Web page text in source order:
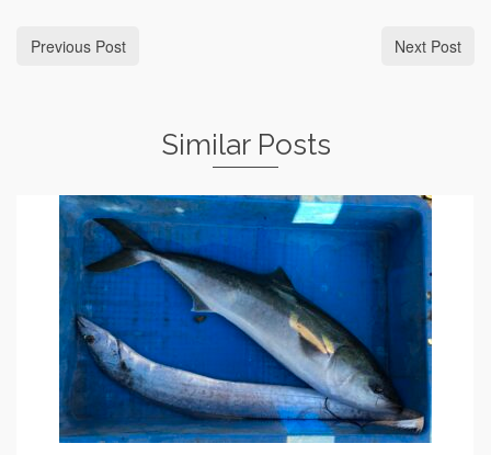
Previous Post Next Post
Similar Posts